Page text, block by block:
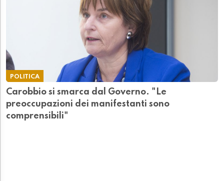
POLITICA
Carobbio si smarca dal Governo. "Le
preoccupazioni dei manifestanti sono
comprensibili"